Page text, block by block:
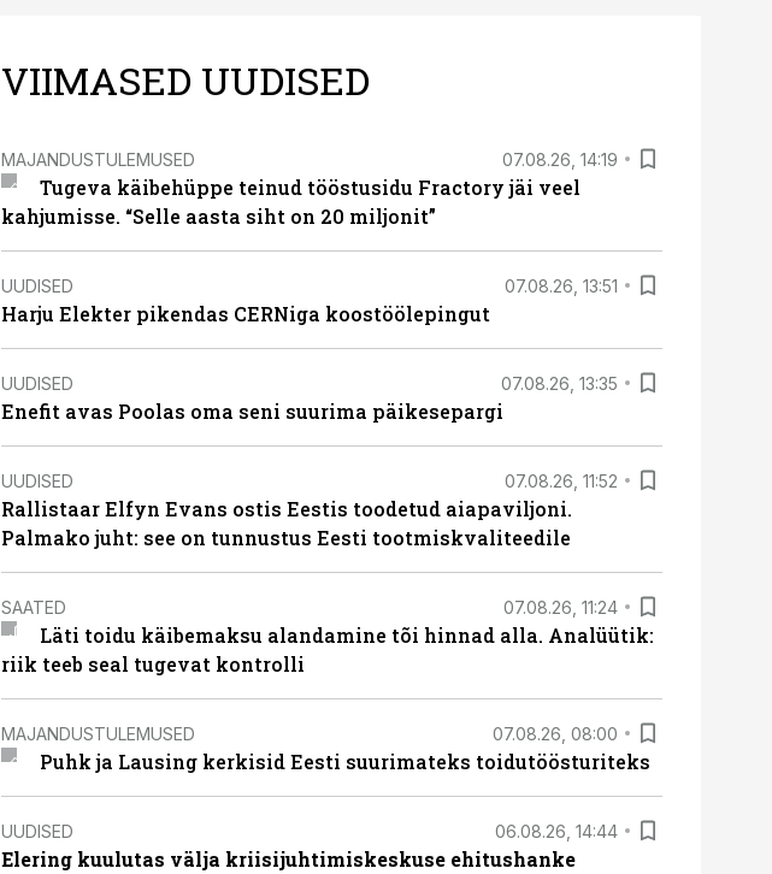
VIIMASED UUDISED
MAJANDUSTULEMUSED 07.08.26, 14:19
Tugeva käibehüppe teinud tööstusidu Fractory jäi veel
kahjumisse. “Selle aasta siht on 20 miljonit”
UUDISED 07.08.26, 13:51
Harju Elekter pikendas CERNiga koostöölepingut
UUDISED 07.08.26, 13:35
Enefit avas Poolas oma seni suurima päikesepargi
UUDISED 07.08.26, 11:52
Rallistaar Elfyn Evans ostis Eestis toodetud aiapaviljoni.
Palmako juht: see on tunnustus Eesti tootmiskvaliteedile
SAATED 07.08.26, 11:24
Läti toidu käibemaksu alandamine tõi hinnad alla. Analüütik:
riik teeb seal tugevat kontrolli
MAJANDUSTULEMUSED 07.08.26, 08:00
Puhk ja Lausing kerkisid Eesti suurimateks toidutöösturiteks
UUDISED 06.08.26, 14:44
Elering kuulutas välja kriisijuhtimiskeskuse ehitushanke